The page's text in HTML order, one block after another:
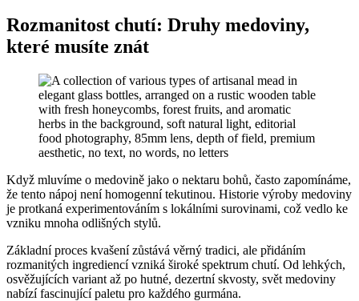
Rozmanitost chutí: Druhy medoviny,
které musíte znát
Když mluvíme o medovině jako o nektaru bohů, často zapomínáme,
že tento nápoj není homogenní tekutinou. Historie výroby medoviny
je protkaná experimentováním s lokálními surovinami, což vedlo ke
vzniku mnoha odlišných stylů.
Základní proces kvašení zůstává věrný tradici, ale přidáním
rozmanitých ingrediencí vzniká široké spektrum chutí. Od lehkých,
osvěžujících variant až po hutné, dezertní skvosty, svět medoviny
nabízí fascinující paletu pro každého gurmána.